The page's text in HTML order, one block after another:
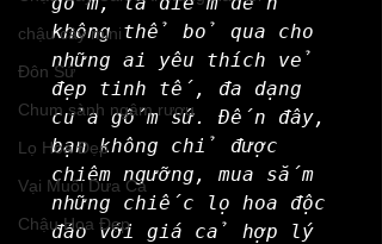
chậu cây mini
Đôn Sứ
Chum sành ngâm rượu
Lọ Hoa Đẹp
Vại Muối Dưa Cà
Chậu Hoa Đẹp
không thể bỏ qua cho
những ai yêu thích vẻ
đẹp tinh tế, đa dạng
của gốm sứ. Đến đây,
bạn không chỉ được
chiêm ngưỡng, mua sắm
những chiếc lọ hoa độc
đáo với giá cả hợp lý